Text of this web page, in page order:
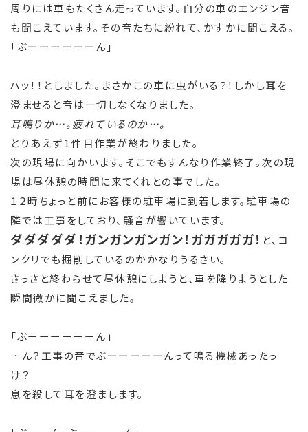
周りには車もたくさん走っています。自分の車のエンジン音
も聞こえています。その音たちに紛れて、かすかに聞こえる。
「ぶーーーーーーん」
ハッ！！としました。まさかこの車に虫がいる？！しかし耳を
澄ませると音は一切しなくなりました。
耳鳴りか…。疲れているのか…。
とりあえず１件目作業が終わりました。
次の現場に向かいます。そこでもすんなり作業終了。次の現
場は昼休憩の時間に来てくれとの事でした。
１２時ちょっと前にお客様の駐車場に到着します。駐車場の
隣では工事をしており、騒音が響いています。
ダダダダダ！ガンガンガンガン！ガガガガガ！ と、コ
ンクリでも掘削しているのかかなりうるさい。
さっさと終わらせて昼休憩にしようと、車を降りようとした
瞬間微かに聞こえました。
「ぶーーーーーーん」
…ん？工事の音でぶーーーーーんって鳴る機械あったっ
け？
息を殺して耳を澄まします。